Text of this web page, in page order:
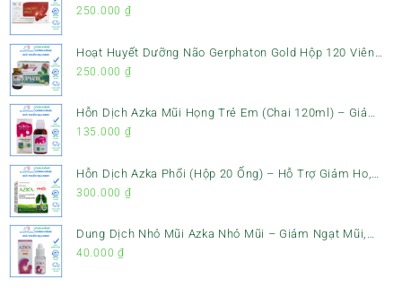
Gan, Mát Gan & Bảo Vệ Gan
250.000 ₫
Hoạt Huyết Dưỡng Não Gerphaton Gold Hộp 120 Viên
– Giảm Đau Đầu, Hoa Mắt, Chóng Mặt & Rối Loạn Tiền
250.000 ₫
Hỗn Dịch Azka Mũi Họng Trẻ Em (Chai 120ml) – Giảm
Ho, Tiêu Đờm & Đau Rát Họng
135.000 ₫
Hỗn Dịch Azka Phổi (Hộp 20 Ống) – Hỗ Trợ Giảm Ho,
Tiêu Đờm & Bổ Phổi
300.000 ₫
Dung Dịch Nhỏ Mũi Azka Nhỏ Mũi – Giảm Ngạt Mũi,
Sổ Mũi Cho Trẻ Sơ Sinh
40.000 ₫